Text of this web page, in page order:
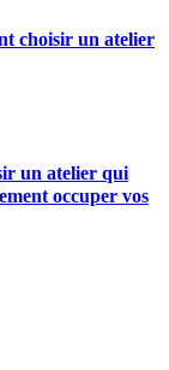
choisir un atelier
un atelier qui
occuper vos